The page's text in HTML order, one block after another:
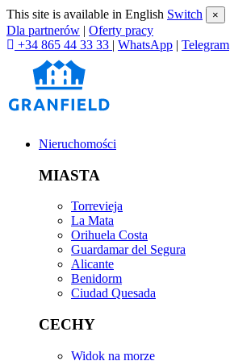
This site is available in English Switch ×
Dla partnerów | Oferty pracy
+34 865 44 33 33 | WhatsApp | Telegram
Nieruchomości
MIASTA
Torrevieja
La Mata
Orihuela Costa
Guardamar del Segura
Alicante
Benidorm
Ciudad Quesada
CECHY
Widok na morze